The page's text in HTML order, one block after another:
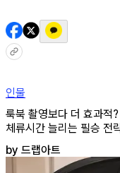
인물
룩북 촬영보다 더 효과적
체류시간 늘리는 필승 전
by 드랩아트